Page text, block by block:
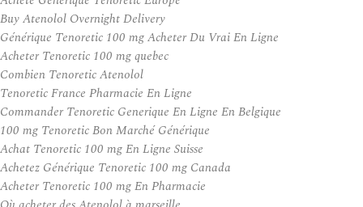
Buy Atenolol Overnight Delivery
Générique Tenoretic 100 mg Acheter Du Vrai En Ligne
Acheter Tenoretic 100 mg quebec
Combien Tenoretic Atenolol
Tenoretic France Pharmacie En Ligne
Commander Tenoretic Generique En Ligne En Belgique
100 mg Tenoretic Bon Marché Générique
Achat Tenoretic 100 mg En Ligne Suisse
Achetez Générique Tenoretic 100 mg Canada
Acheter Tenoretic 100 mg En Pharmacie